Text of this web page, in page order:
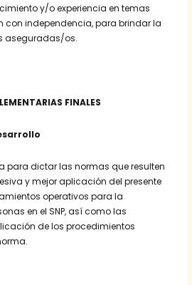
y/o experiencia en temas
con independencia, para brindar la
aseguradas/os.
FINALES
para dictar las normas que resulten
y mejor aplicación del presente
operativos para la
en el SNP, así como las
de los procedimientos